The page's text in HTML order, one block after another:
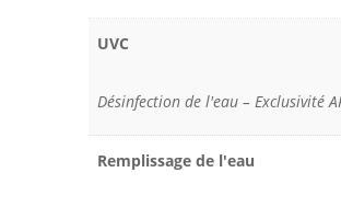
UVC
Désinfection de l'eau – Exclusivité
Remplissage de l'eau